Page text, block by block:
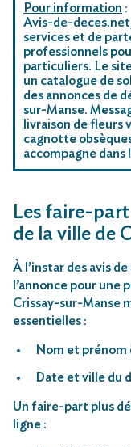
Pour information :
Avis-de-
services et de
professionnels
particuliers. Le
un catalogue de
des annonces de
sur-Manse.
livraison de fleurs
cagnotte
accompagne dans
Les faire-part
de la ville de
À l’instar des avis
l’annonce pour une
Crissay-sur-Manse
essentielles :
Nom et prénom
Date et ville du
Un faire-part plus
ligne :